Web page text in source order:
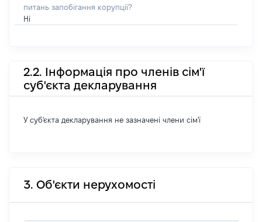
питань запобігання корупції?
Ні
2.2. Інформація про членів сім'ї
суб'єкта декларування
У суб'єкта декларування не зазначені члени сім'ї
3. Об'єкти нерухомості